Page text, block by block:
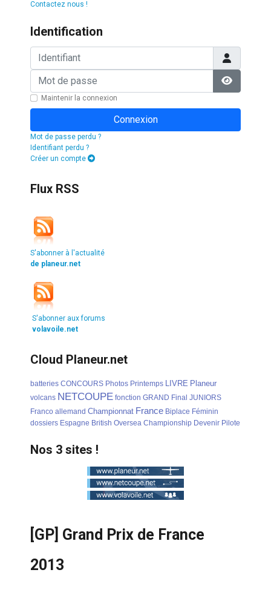
Contactez nous !
Identification
Identifiant
Mot de passe
Afficher
Maintenir la connexion
Connexion
Mot de passe perdu ?
Identifiant perdu ?
Créer un compte
Flux RSS
S'abonner à l'actualité
de planeur.net
S'abonner aux forums
volavoile.net
Cloud Planeur.net
batteries CONCOURS Photos Printemps LIVRE Planeur
volcans NETCOUPE fonction GRAND Final JUNIORS
Franco allemand Championnat France Biplace Féminin
dossiers Espagne British Oversea Championship Devenir Pilote
Nos 3 sites !
[GP] Grand Prix de France
2013